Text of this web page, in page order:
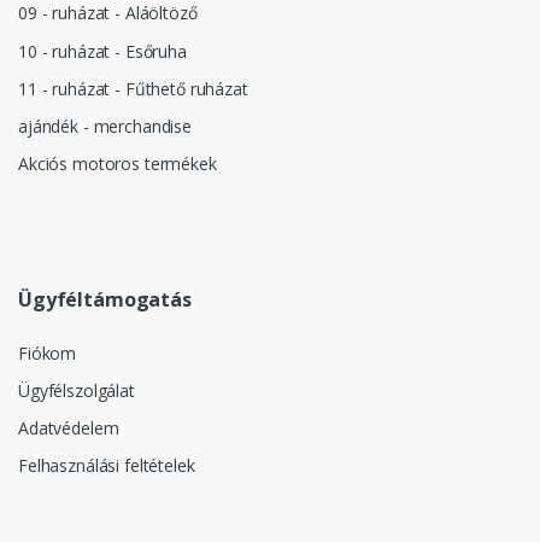
09 - ruházat - Aláöltöző
10 - ruházat - Esőruha
11 - ruházat - Fűthető ruházat
ajándék - merchandise
Akciós motoros termékek
Ügyféltámogatás
Fiókom
Ügyfélszolgálat
Adatvédelem
Felhasználási feltételek